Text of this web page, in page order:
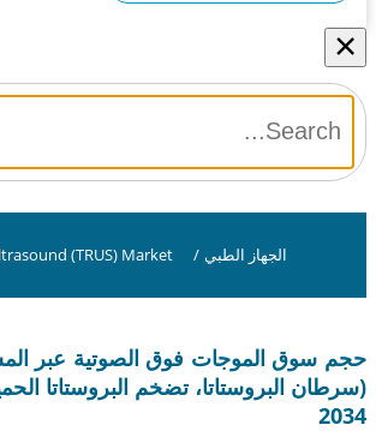
×
الجهاز الطبي /
(TRUS) Market
حجم سوق الموجات فوق الصوتية عبر
2034